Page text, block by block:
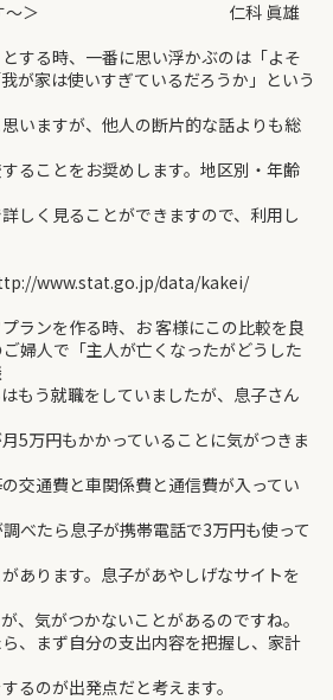
を減らす～＞ 仁科 眞雄
する時、一番に思い浮かぶのは「よそ
が家は使いすぎているだろうか」という
いますが、他人の断片的な話よりも総
することをお奨めします。地区別・年齢
しく見ることができますので、利用し
www.stat.go.jp/data/kakei/
ランを作る時、お 客様にこの比較を良
婦人で「主人が亡くなったがどうした
もう就職をしていましたが、息子さん
5万円もかかっていることに気がつきま
交通費と車関係費と通信費が入ってい
べたら息子が携帯電話で3万円も使って
あります。息子があやしげなサイトを
、気がつかないことがあるのですね。
、まず自分の支出内容を把握し、家計
るのが出発点だと考えます。